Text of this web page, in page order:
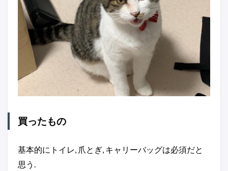
買ったもの
基本的にトイレ, 爪とぎ, キャリーバッグは必須だと
思う.